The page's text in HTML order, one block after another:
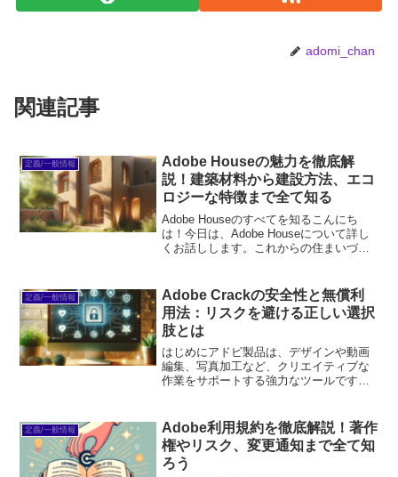
adomi_chan
関連記事
定義/一般情報
Adobe Houseの魅力を徹底解
説！建築材料から建設方法、エコ
ロジーな特徴まで全て知る
Adobe Houseのすべてを知るこんにち
は！今日は、Adobe Houseについて詳し
くお話しします。これからの住まいづく
設方法までを楽しく解説します。さ...
定義/一般情報
Adobe Crackの安全性と無償利
用法：リスクを避ける正しい選択
肢とは
はじめにアドビ製品は、デザインや動画
編集、写真加工など、クリエイティブな
作業をサポートする強力なツールです。
あるのか悩むことも多いでしょう。この
記事では、アドビ製品を使...
定義/一般情報
Adobe利用規約を徹底解説！著作
権やリスク、変更通知まで全て知
ろう